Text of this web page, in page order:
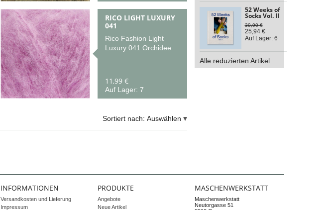
RICO LIGHT LUXURY
041
Rico Fashion Light
Luxury 041 Orchidee
11,99 €
Auf Lager: 7
Sortiert nach: Auswählen
52 Weeks of
Socks Vol. II
39,90 €
25,94 €
Auf Lager: 6
Alle reduzierten Artikel
INFORMATIONEN
Versandkosten und Lieferung
Impressum
PRODUKTE
Angebote
Neue Artikel
MASCHENWERKSTATT
Maschenwerkstatt
Neutorgasse 51